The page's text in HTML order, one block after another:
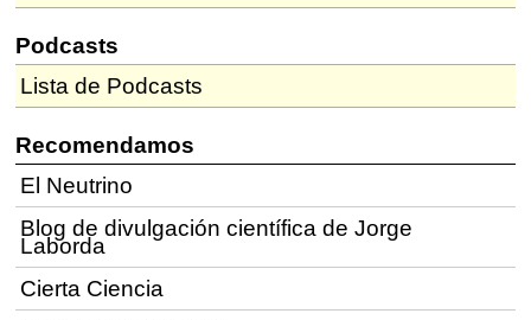
Podcasts
Lista de Podcasts
Recomendamos
El Neutrino
Blog de divulgación científica de Jorge
Laborda
Cierta Ciencia